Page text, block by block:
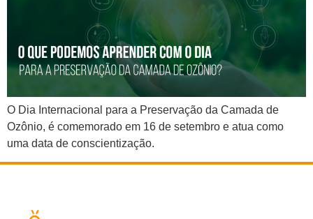
O Dia Internacional para a Preservação da Camada de
Ozônio, é comemorado em 16 de setembro e atua como
uma data de conscientização.